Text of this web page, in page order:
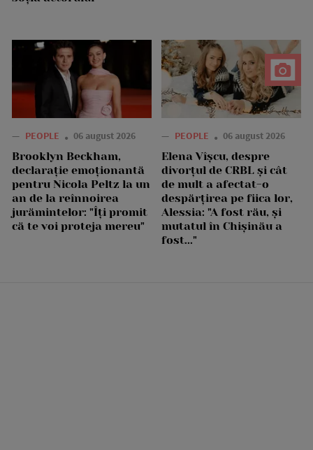
— PEOPLE 06 august 2026
Brooklyn Beckham,
declarație emoționantă
pentru Nicola Peltz la un
an de la reînnoirea
jurămintelor: "Îți promit
că te voi proteja mereu"
— PEOPLE 06 august 2026
Elena Vîșcu, despre
divorțul de CRBL și cât
de mult a afectat-o
despărțirea pe fiica lor,
Alessia: "A fost rău, și
mutatul în Chișinău a
fost..."